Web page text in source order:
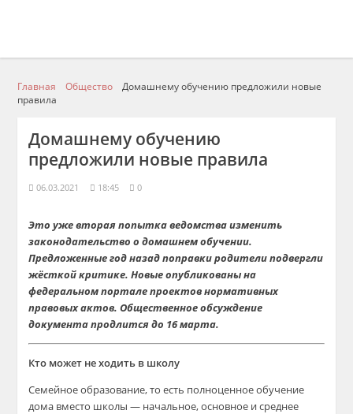
Главная Общество
Домашнему обучению предложили новые
правила
Домашнему обучению
предложили новые правила
06.03.2021 18:45 0
Это уже вторая попытка ведомства изменить
законодательство о домашнем обучении.
Предложенные год назад поправки родители подвергли
жёсткой критике. Новые опубликованы на
федеральном портале проектов нормативных
правовых актов. Общественное обсуждение
документа продлится до 16 марта.
Кто может не ходить в школу
Семейное образование, то есть полноценное обучение
дома вместо школы — начальное, основное и среднее